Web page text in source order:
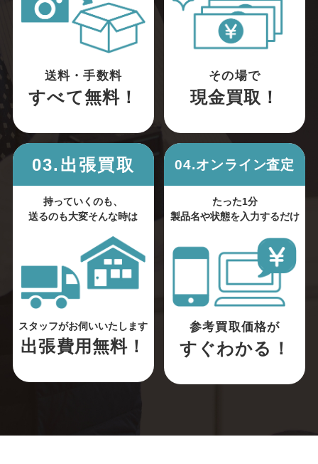
送料・手数料
すべて無料！
その場で
現金買取！
03.出張買取
持っていくのも、
送るのも大変そんな時は
スタッフがお伺いいたします
出張費用無料！
04.オンライン査定
たった1分
製品名や状態を入力するだけ
参考買取価格が
すぐわかる！